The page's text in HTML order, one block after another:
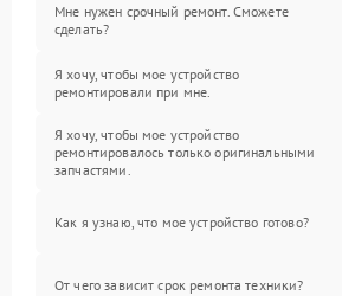
Мне нужен срочный ремонт. Сможете
сделать?
Я хочу, чтобы мое устройство
ремонтировали при мне.
Я хочу, чтобы мое устройство
ремонтировалось только оригинальными
запчастями.
Как я узнаю, что мое устройство готово?
От чего зависит срок ремонта техники?